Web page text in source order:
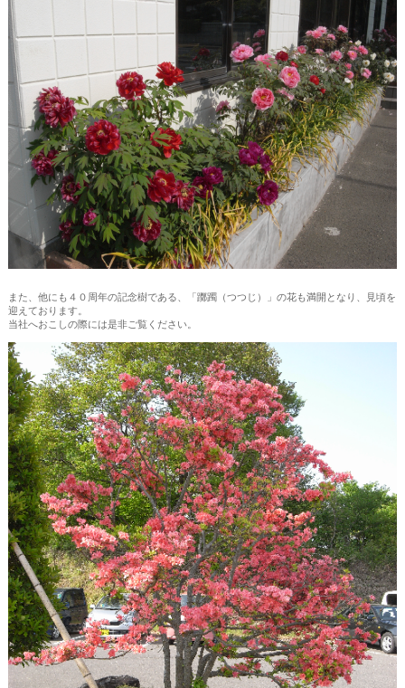
また、他にも４０周年の記念樹である、「躑躅（つつじ）」の花も満開となり、見頃を
迎えております。
当社へおこしの際には是非ご覧ください。